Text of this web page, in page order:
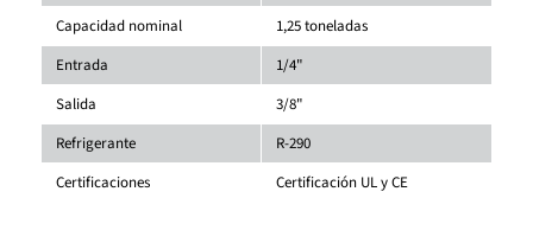
Capacidad nominal
1,25 toneladas
Entrada
1/4"
Salida
3/8"
Refrigerante
R-290
Certificaciones
Certificación UL y CE